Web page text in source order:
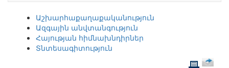
Աշխարհաքաղաքականություն
Ազգային անվտանգություն
Հայության հիմնախնդիրներ
Տնտեսագիտություն